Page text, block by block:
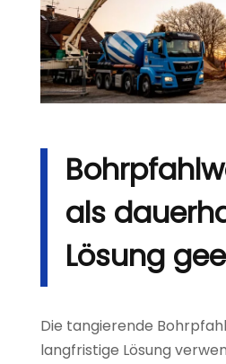
als
Lösung
Die tangierende
langfristige Lösung